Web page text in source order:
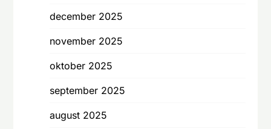
december 2025
november 2025
oktober 2025
september 2025
august 2025